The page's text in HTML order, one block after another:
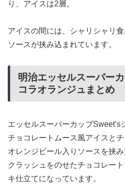
り、アイスは2層。
アイスの間には、シャリシャリ
ソースが挟み込まれています。
明治エッセルスーパー
コラオランジュまとめ
エッセルスーパーカップSweet’s
チョコレートムース風アイスと
オレンジピール入りソースを挟
クラッシュをのせたチョコレー
キ仕立てになっています。